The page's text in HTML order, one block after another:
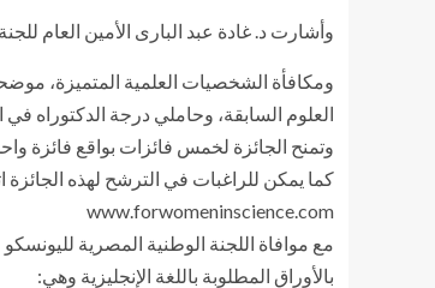
وأشارت د. غادة عبد البارى الأمين العام
ومكافأة الشخصيات العلمية المتميزة،
العلوم السابقة، وحاملي درجة الدكتوراه في
وتمنح الجائزة لخمس فائزات بواقع فائزة
كما يمكن للراغبات في الترشح لهذه الجائزة
www.forwomeninscience.com
مع موافاة اللجنة الوطنية المصرية لليونسكو
بالأوراق المطلوبة باللغة الإنجليزية وهي: